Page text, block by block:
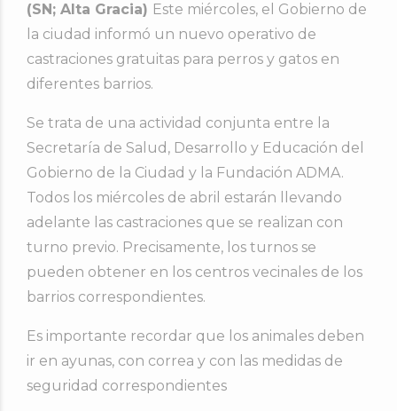
(SN; Alta Gracia) Este miércoles, el Gobierno de
la ciudad informó un nuevo operativo de
castraciones gratuitas para perros y gatos en
diferentes barrios.
Se trata de una actividad conjunta entre la
Secretaría de Salud, Desarrollo y Educación del
Gobierno de la Ciudad y la Fundación ADMA.
Todos los miércoles de abril estarán llevando
adelante las castraciones que se realizan con
turno previo. Precisamente, los turnos se
pueden obtener en los centros vecinales de los
barrios correspondientes.
Es importante recordar que los animales deben
ir en ayunas, con correa y con las medidas de
seguridad correspondientes